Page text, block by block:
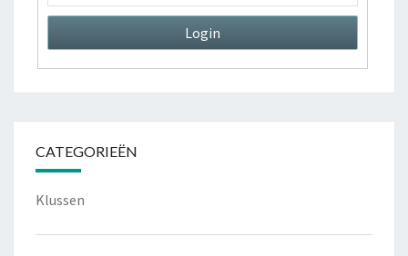
CATEGORIEËN
Klussen